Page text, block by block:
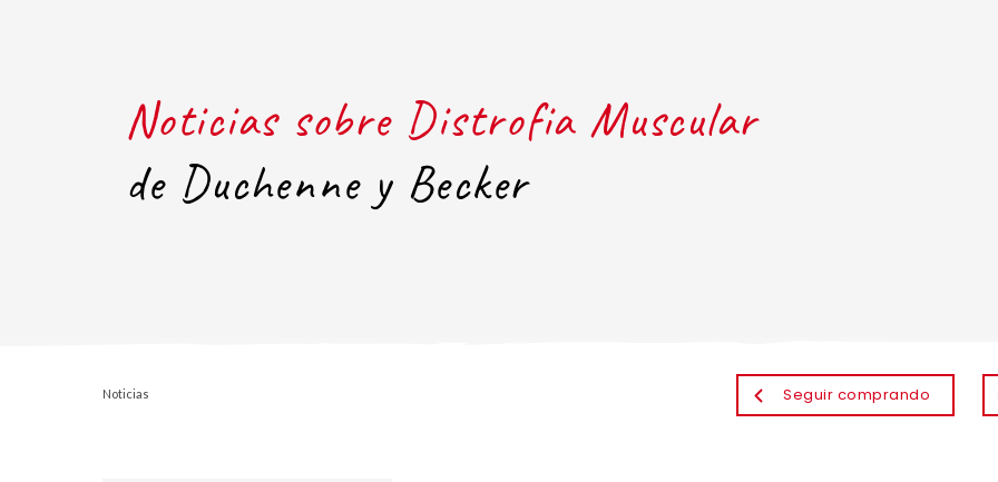
Noticias sobre Distrofia Muscular
de Duchenne y Becker
Noticias Seguir comprando